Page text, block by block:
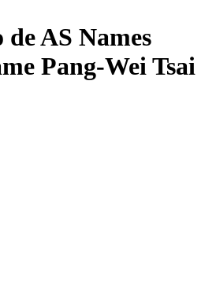
AS Names
Pang-Wei Tsai